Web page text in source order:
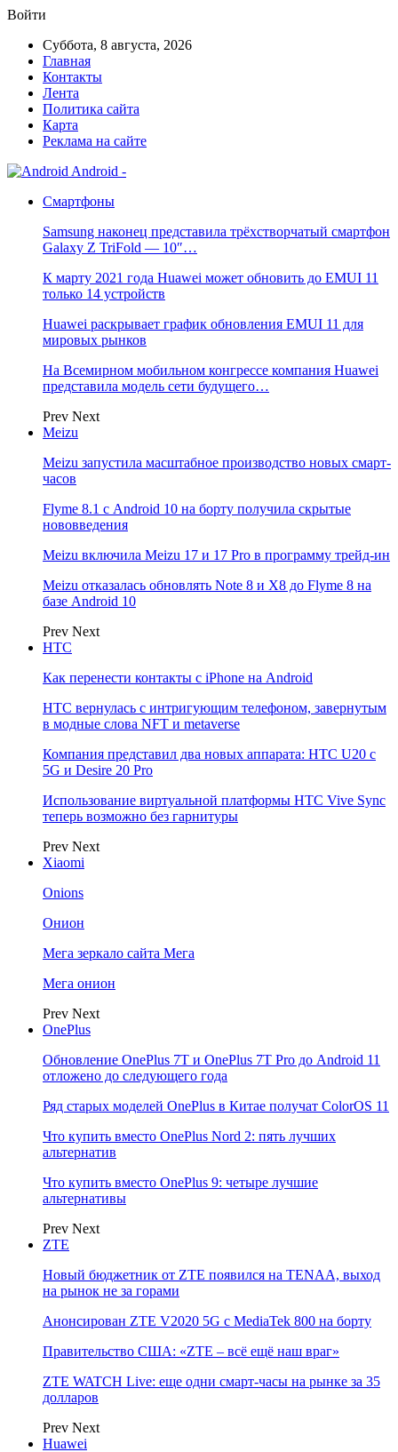
Войти
Суббота, 8 августа, 2026
Главная
Контакты
Лента
Политика сайта
Карта
Реклама на сайте
Android -
Смартфоны
Samsung наконец представила трёхстворчатый смартфон
Galaxy Z TriFold — 10″…
К марту 2021 года Huawei может обновить до EMUI 11
только 14 устройств
Huawei раскрывает график обновления EMUI 11 для
мировых рынков
На Всемирном мобильном конгрессе компания Huawei
представила модель сети будущего…
Prev Next
Meizu
Meizu запустила масштабное производство новых смарт-
часов
Flyme 8.1 с Android 10 на борту получила скрытые
нововведения
Meizu включила Meizu 17 и 17 Pro в программу трейд-ин
Meizu отказалась обновлять Note 8 и X8 до Flyme 8 на
базе Android 10
Prev Next
НТС
Как перенести контакты с iPhone на Android
HTC вернулась с интригующим телефоном, завернутым
в модные слова NFT и metaverse
Компания представил два новых аппарата: HTC U20 с
5G и Desire 20 Pro
Использование виртуальной платформы HTC Vive Sync
теперь возможно без гарнитуры
Prev Next
Xiaomi
Onions
Онион
Мега зеркало сайта Мега
Мега онион
Prev Next
OnePlus
Обновление OnePlus 7T и OnePlus 7T Pro до Android 11
отложено до следующего года
Ряд старых моделей OnePlus в Китае получат ColorOS 11
Что купить вместо OnePlus Nord 2: пять лучших
альтернатив
Что купить вместо OnePlus 9: четыре лучшие
альтернативы
Prev Next
ZTE
Новый бюджетник от ZTE появился на TENAA, выход
на рынок не за горами
Анонсирован ZTE V2020 5G с MediaTek 800 на борту
Правительство США: «ZTE – всё ещё наш враг»
ZTE WATCH Live: еще одни смарт-часы на рынке за 35
долларов
Prev Next
Huawei